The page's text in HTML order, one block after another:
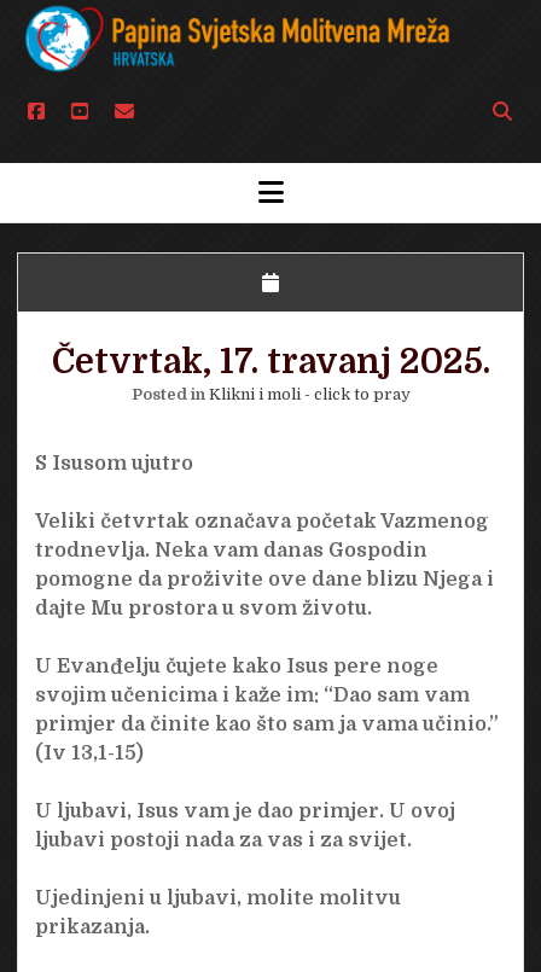
facebook
youtubeemail
Open
bar
open
menu
Četvrtak, 17. travanj 2025.
Posted in Klikni i moli - click to pray
S Isusom ujutro
Veliki četvrtak označava početak Vazmenog
trodnevlja. Neka vam danas Gospodin
pomogne da proživite ove dane blizu Njega i
dajte Mu prostora u svom životu.
U Evanđelju čujete kako Isus pere noge
svojim učenicima i kaže im: “Dao sam vam
primjer da činite kao što sam ja vama učinio.”
(Iv 13,1-15)
U ljubavi, Isus vam je dao primjer. U ovoj
ljubavi postoji nada za vas i za svijet.
Ujedinjeni u ljubavi, molite molitvu
prikazanja.